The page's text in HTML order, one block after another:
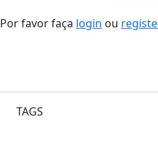
Por favor faça login ou
TAGS